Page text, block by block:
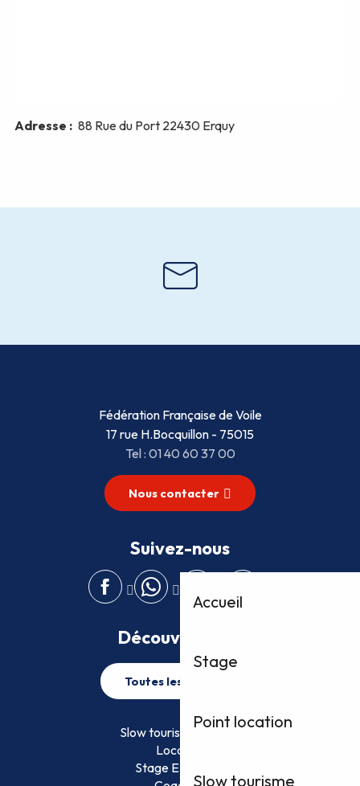
Accueil
Stage
Point location
Slow tourisme
Fédération Française de Voile
17 rue H.Bocquillon - 75015
Tel : 01 40 60 37 00
Nous contacter
Suivez-nous
Découvrez plus
Toutes les activités
Slow tourisme FFVoile
Location
Stage EFVoile